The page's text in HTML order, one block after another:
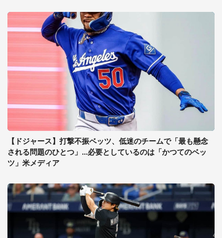
【ドジャース】打撃不振ベッツ、低迷のチームで「最も懸念
される問題のひとつ」...必要としているのは「かつてのベッ
ツ」米メディア